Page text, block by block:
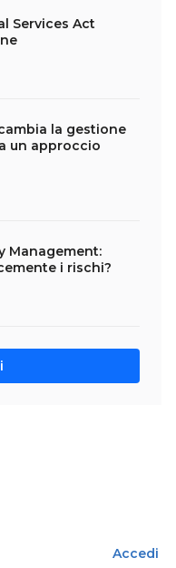
Services Act
la gestione
un approccio
Management:
i rischi?
Accedi